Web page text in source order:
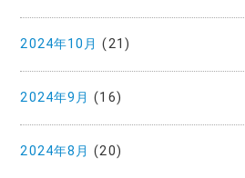
2024年10月 (21)
2024年9月 (16)
2024年8月 (20)